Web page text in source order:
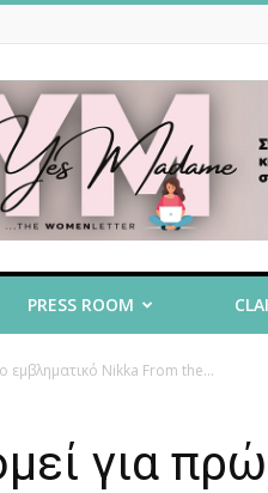
PRESS ROOM
Nikka From the...
για